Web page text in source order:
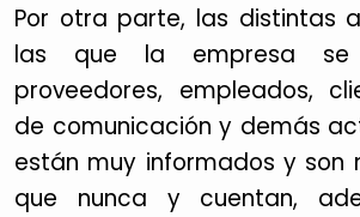
Por otra parte, las distintas
las que la empresa se
proveedores, empleados,
de comunicación y demás
están muy informados y son
que nunca y cuentan,